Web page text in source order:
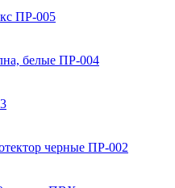
ПР-005
белые ПР-004
черные ПР-002